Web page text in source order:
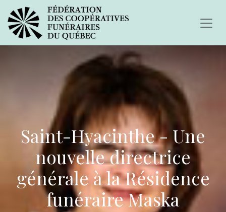
Saint-Hyacinthe - Une
nouvelle directrice
générale à la Résidence
funéraire Maska